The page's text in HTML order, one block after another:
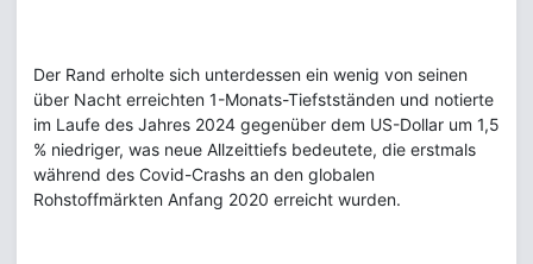
Der Rand erholte sich unterdessen ein wenig von seinen
über Nacht erreichten 1-Monats-Tiefstständen und notierte
im Laufe des Jahres 2024 gegenüber dem US-Dollar um 1,5
% niedriger, was neue Allzeittiefs bedeutete, die erstmals
während des Covid-Crashs an den globalen
Rohstoffmärkten Anfang 2020 erreicht wurden.